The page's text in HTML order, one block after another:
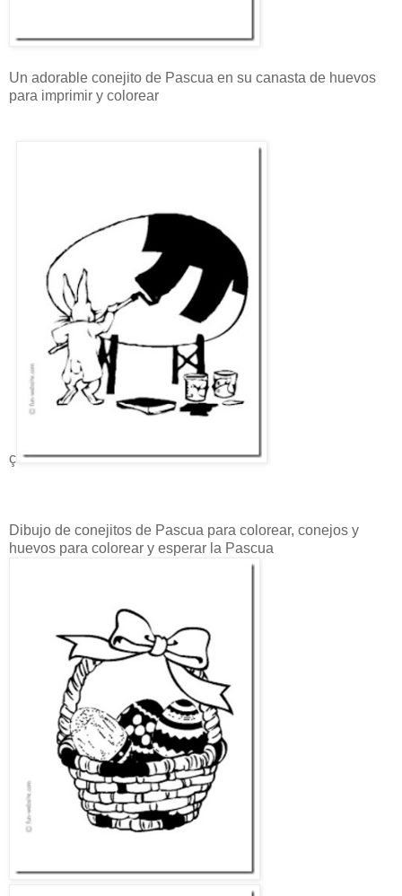
Un adorable conejito de Pascua en su canasta de huevos
para imprimir y colorear
ç
Dibujo de conejitos de Pascua para colorear, conejos y
huevos para colorear y esperar la Pascua